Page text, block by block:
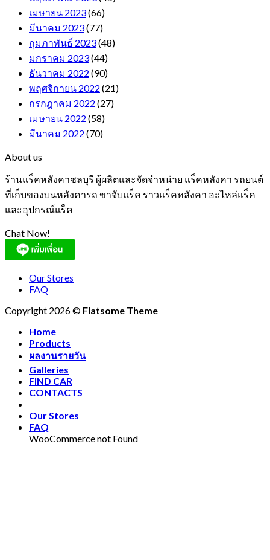
เมษายน 2023(66)
มีนาคม 2023(77)
กุมภาพันธ์ 2023(48)
มกราคม 2023(44)
ธันวาคม 2022 (90)
พฤศจิกายน 2022 (21)
กรกฎาคม 2022 (27)
เมษายน 2022 (58)
มีนาคม 2022 (70)
About us
ร้านแร็คหลังคาชลบุรี ผู้ผลิตและจัดจำหน่าย แร็คหลังคา รถยนต์
ที่เก็บของบนหลังคารถ ขาจับแร็ค ราวแร็คหลังคา อะไหล่แร็ค
และอุปกรณ์แร็ค
Chat Now!
Our Stores
FAQ
Copyright 2026 © Flatsome Theme
Home
Products
ผลงานรายวัน
Galleries
FIND CAR
CONTACTS
Our Stores
FAQ
WooCommerce not Found